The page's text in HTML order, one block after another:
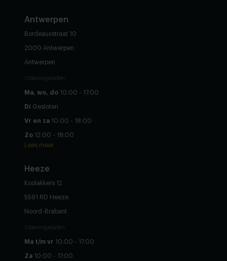
Antwerpen
Bordeauxstraat 10
2000 Antwerpen
Antwerpen
Openingstijden
Ma, wo, do 10:00 - 17:00
Di Gesloten
Vr en za 10:00 - 18:00
Zo 12:00 - 18:00
Lees meer
Heeze
Koolakkers 12
5591 RD Heeze
Noord-Brabant
Openingstijden
Ma t/m vr 10:00 - 17:00
Za 10:00 - 17:00